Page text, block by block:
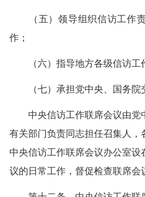
（五）领导组织信访工作责
作；
（六）指导地方各级信访工
（七）承担党中央、国务院
中央信访工作联席会议由党
有关部门负责同志担任召集人，
中央信访工作联席会议办公室
议的日常工作，督促检查联席会